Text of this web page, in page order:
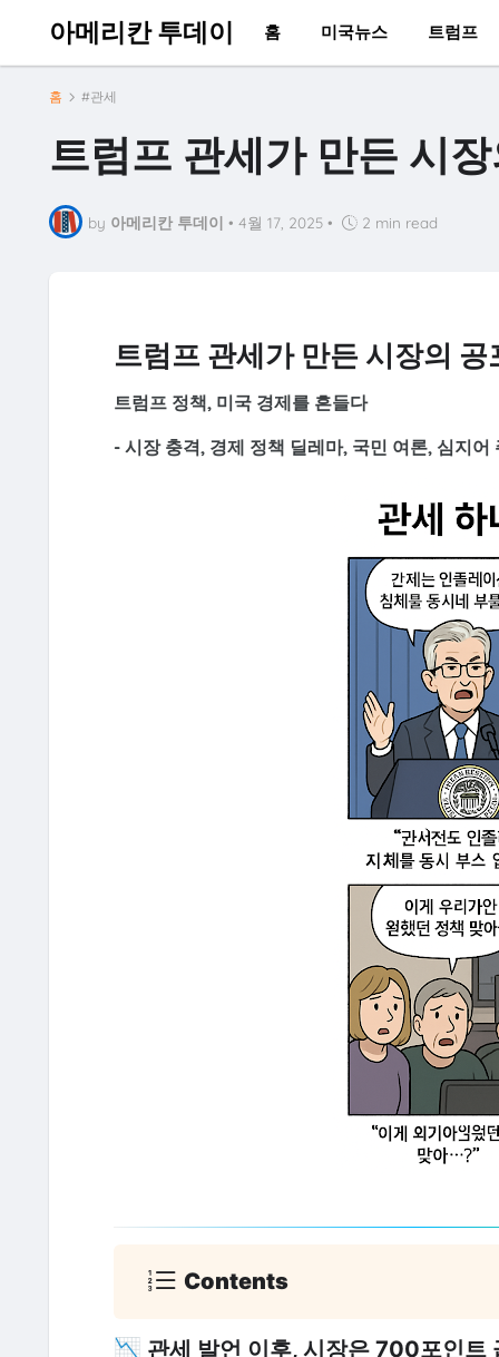
아메리칸 투데이 홈 미국뉴스 트럼프
홈 #관세
트럼프 관세가 만든 시
by 아메리칸 투데이 • 4월 17, 2025 • 2 min read
트럼프 관세가 만든 시장의 공
트럼프 정책, 미국 경제를 흔들다
- 시장 충격, 경제 정책 딜레마, 국민 여론, 심지어
Contents
📉 관세 발언 이후, 시장은 700포인트